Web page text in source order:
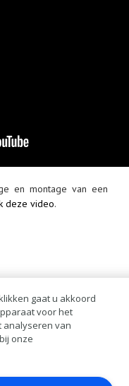
en montage van een
deze video.
Inloggen
gaat u akkoord
voor het
analyseren van
onze